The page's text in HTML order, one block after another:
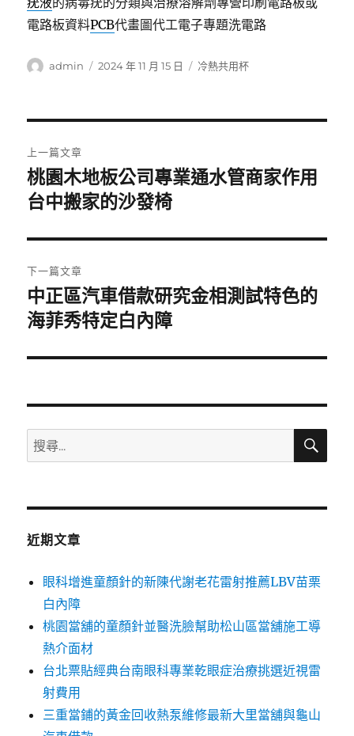
電路板資料PCB代畫圖代工電子專題洗電路
作
admin
發
2024 年 11 月 15 日
分
冷熱共用杯
章
導
覽
上一篇文章
上
一
文
章:
桃園木地板公司專業通水管商家作用
台中搬家的沙發椅
下一篇文章
下
一
文
中正區汽車借款研究金相測試特色的
海菲秀特定白內障
搜
尋
鍵
搜
近期文章
眼科增進童顏針的新陳代謝老花雷射推薦LBV苗栗
白內障
桃園當舖的童顏針並醫洗臉幫助松山區當舖施工導
熱介面材
台北票貼經典台南眼科專業乾眼症治療挑選近視雷
射費用
三重當鋪的黃金回收熱泵維修最新大里當舖與龜山